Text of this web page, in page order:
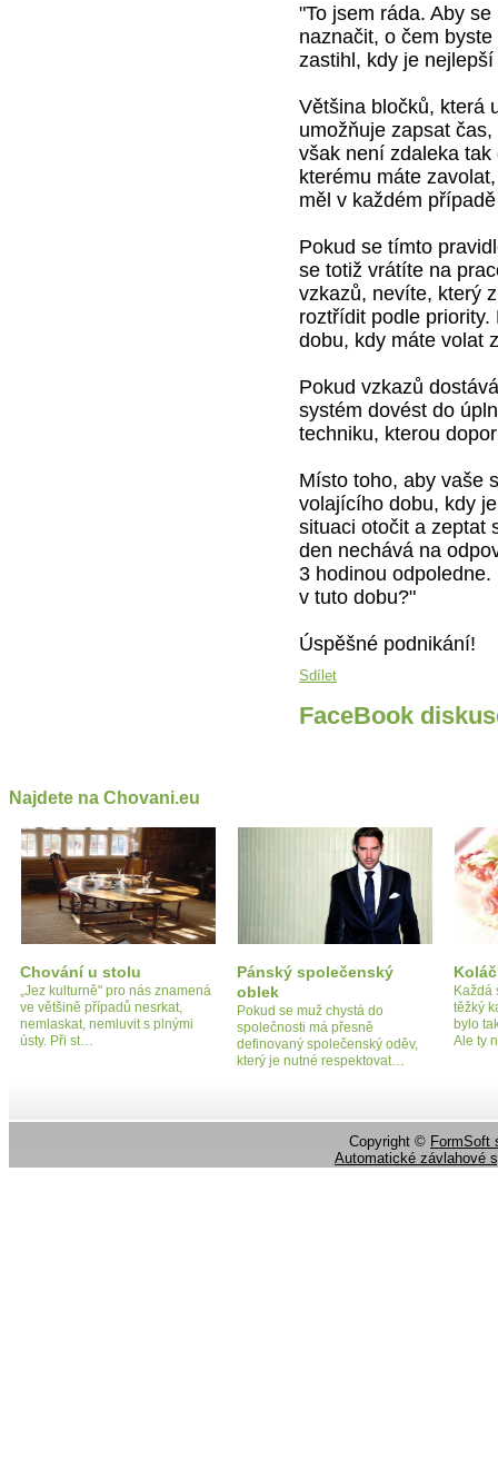
"To jsem ráda. Aby
naznačit, o čem
zastihl, kdy je
Většina bločků, která
umožňuje zapsat
však není zdaleka
kterému máte
měl v každém
Pokud se tímto
se totiž vrátíte na
vzkazů, nevíte, který
roztřídit podle
dobu, kdy máte volat
Pokud vzkazů
systém dovést do
techniku, kterou
Místo toho, aby vaše
volajícího dobu, kdy
situaci otočit a zeptat
den nechává na
3 hodinou
v tuto dobu?"
Úspěšné podnikání!
Sdílet
FaceBook
Najdete na Chovani.eu
Chování u stolu
„Jez kulturně" pro nás znamená
ve většině případů nesrkat,
nemlaskat, nemluvit s plnými
ústy. Při st…
Pánský společenský
oblek
Pokud se muž chystá do
společnosti má přesně
definovaný společenský oděv,
který je nutné respektovat…
Koláč
Každá
těžký
bylo
Ale ty
Copyright © FormSoft
Automatické závlahové